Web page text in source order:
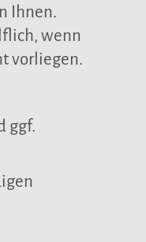
Ihnen.
wenn
vorliegen.
ggf.